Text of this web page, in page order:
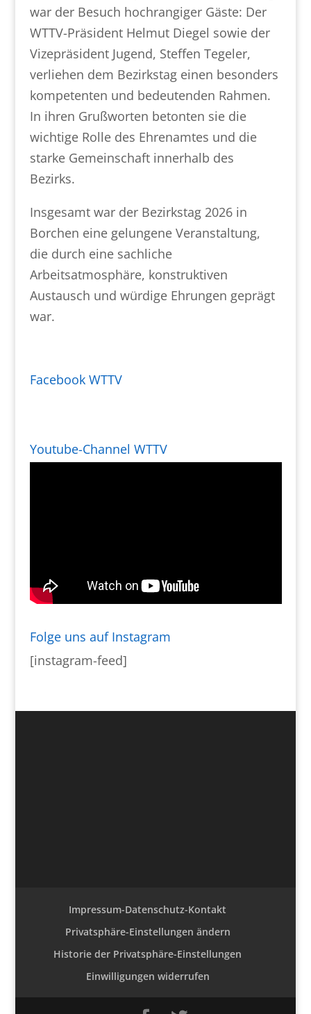
war der Besuch hochrangiger Gäste: Der
WTTV-Präsident Helmut Diegel sowie der
Vizepräsident Jugend, Steffen Tegeler,
verliehen dem Bezirkstag einen besonders
kompetenten und bedeutenden Rahmen.
In ihren Grußworten betonten sie die
wichtige Rolle des Ehrenamtes und die
starke Gemeinschaft innerhalb des
Bezirks.
Insgesamt war der Bezirkstag 2026 in
Borchen eine gelungene Veranstaltung,
die durch eine sachliche
Arbeitsatmosphäre, konstruktiven
Austausch und würdige Ehrungen geprägt
war.
Facebook WTTV
Youtube-Channel WTTV
Folge uns auf Instagram
[instagram-feed]
Impressum-Datenschutz-Kontakt
Privatsphäre-Einstellungen ändern
Historie der Privatsphäre-Einstellungen
Einwilligungen widerrufen